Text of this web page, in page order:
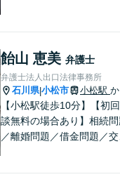
飴山 恵美 弁護士
弁護士法人出口法律事務所
石川県|小松市 小松駅
【小松駅徒歩10分】【初
談無料の場合あり】相続問
／離婚問題／借金問題／交